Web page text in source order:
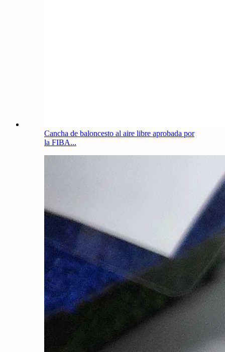
Cancha de baloncesto al aire libre aprobada por
la FIBA...